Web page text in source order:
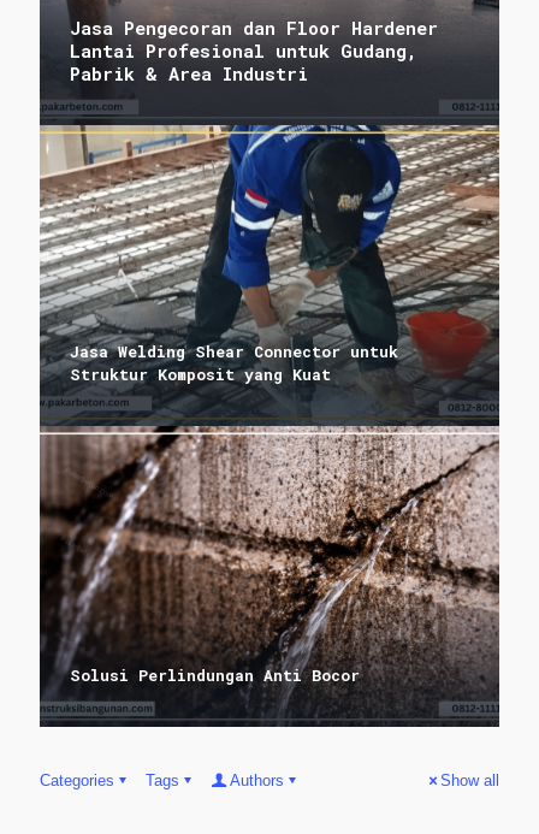
Jasa Pengecoran dan Floor Hardener
Lantai Profesional untuk Gudang,
Pabrik & Area Industri
Jasa Welding Shear Connector untuk
Struktur Komposit yang Kuat
Solusi Perlindungan Anti Bocor
Categories Tags Authors Show all